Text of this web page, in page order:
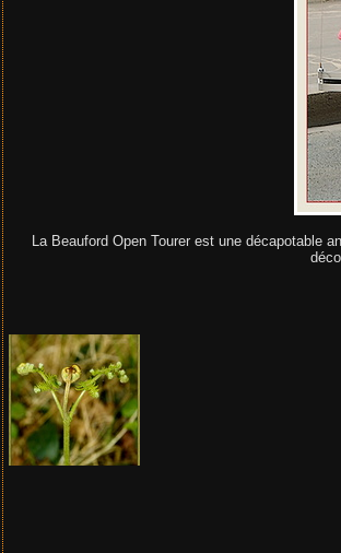
La Beauford Open Tourer est une décapotable